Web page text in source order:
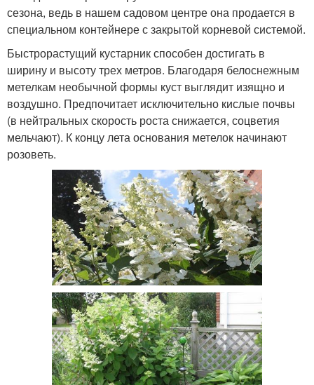
сезона, ведь в нашем садовом центре она продается в
специальном контейнере с закрытой корневой системой.
Быстрорастущий кустарник способен достигать в
ширину и высоту трех метров. Благодаря белоснежным
метелкам необычной формы куст выглядит изящно и
воздушно. Предпочитает исключительно кислые почвы
(в нейтральных скорость роста снижается, соцветия
мельчают). К концу лета основания метелок начинают
розоветь.